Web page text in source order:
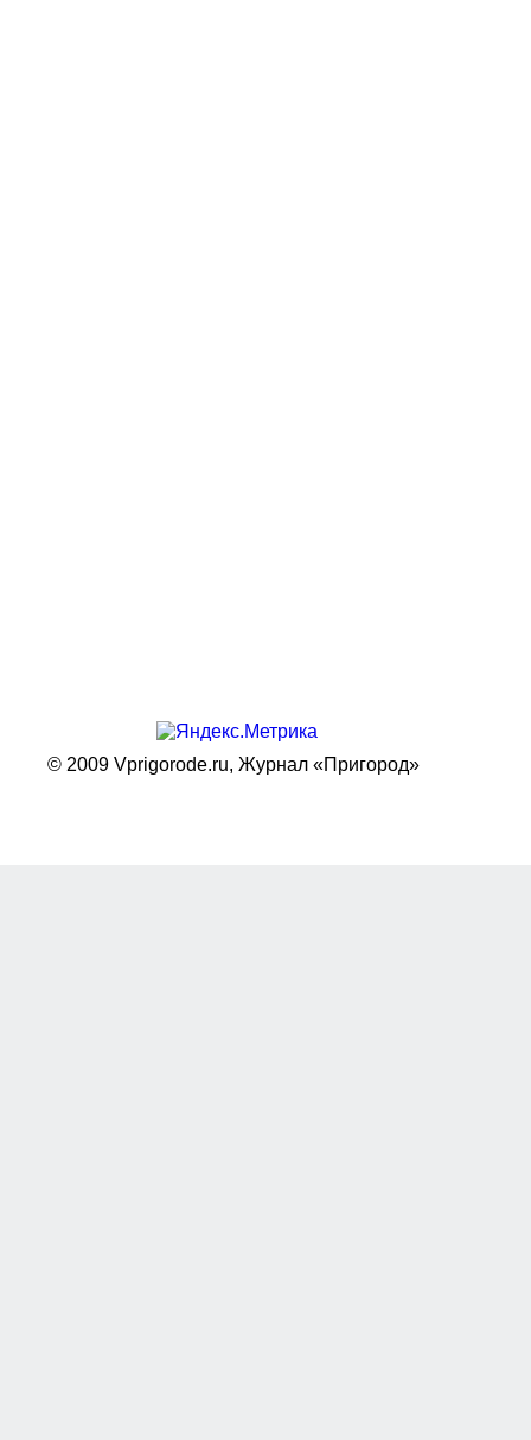
© 2009 Vprigorode.ru, Журнал «Пригород»